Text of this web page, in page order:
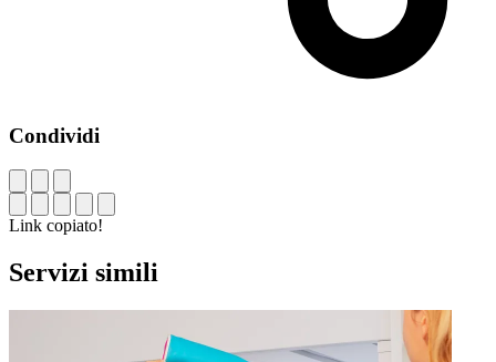
Condividi
Link copiato!
Servizi simili